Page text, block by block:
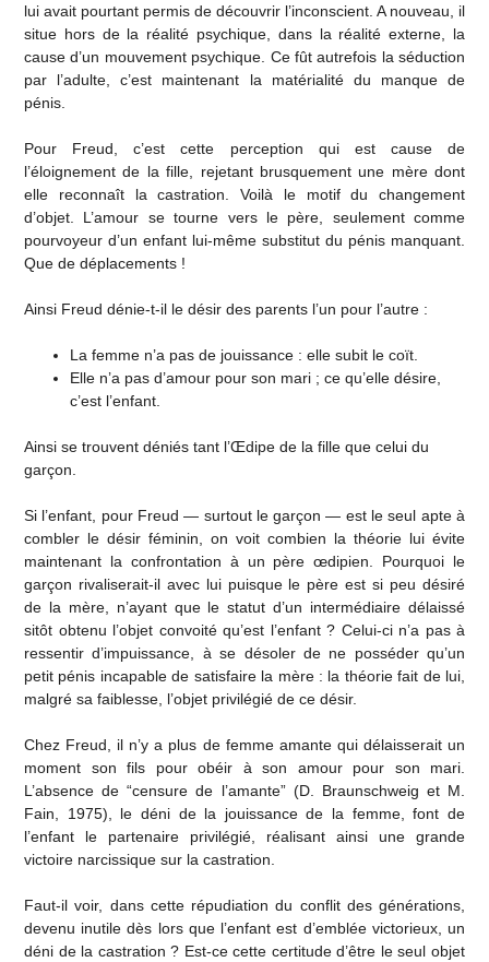
lui avait pourtant permis de découvrir l’inconscient. A nouveau, il
situe hors de la réalité psychique, dans la réalité externe, la
cause d’un mouvement psychique. Ce fût autrefois la séduction
par l’adulte, c’est maintenant la matérialité du manque de
pénis.
Pour Freud, c’est cette perception qui est cause de
l’éloignement de la fille, rejetant brusquement une mère dont
elle reconnaît la castration. Voilà le motif du changement
d’objet. L’amour se tourne vers le père, seulement comme
pourvoyeur d’un enfant lui-même substitut du pénis manquant.
Que de déplacements !
Ainsi Freud dénie-t-il le désir des parents l’un pour l’autre :
La femme n’a pas de jouissance : elle subit le coït.
Elle n’a pas d’amour pour son mari ; ce qu’elle désire,
c’est l’enfant.
Ainsi se trouvent déniés tant l’Œdipe de la fille que celui du
garçon.
Si l’enfant, pour Freud — surtout le garçon — est le seul apte à
combler le désir féminin, on voit combien la théorie lui évite
maintenant la confrontation à un père œdipien. Pourquoi le
garçon rivaliserait-il avec lui puisque le père est si peu désiré
de la mère, n’ayant que le statut d’un intermédiaire délaissé
sitôt obtenu l’objet convoité qu’est l’enfant ? Celui-ci n’a pas à
ressentir d’impuissance, à se désoler de ne posséder qu’un
petit pénis incapable de satisfaire la mère : la théorie fait de lui,
malgré sa faiblesse, l’objet privilégié de ce désir.
Chez Freud, il n’y a plus de femme amante qui délaisserait un
moment son fils pour obéir à son amour pour son mari.
L’absence de “censure de l’amante” (D. Braunschweig et M.
Fain, 1975), le déni de la jouissance de la femme, font de
l’enfant le partenaire privilégié, réalisant ainsi une grande
victoire narcissique sur la castration.
Faut-il voir, dans cette répudiation du conflit des générations,
devenu inutile dès lors que l’enfant est d’emblée victorieux, un
déni de la castration ? Est-ce cette certitude d’être le seul objet